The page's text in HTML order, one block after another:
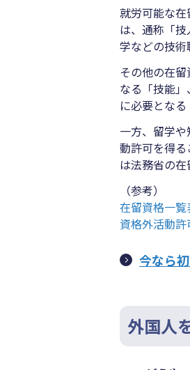
就労可能な
は、通称「
学などの技術
その他の在
なる「技能
に必要とな
一方、留学
動許可を得
は法務省の
（参考）
在留資格一
資格外活動
今なら
外国人